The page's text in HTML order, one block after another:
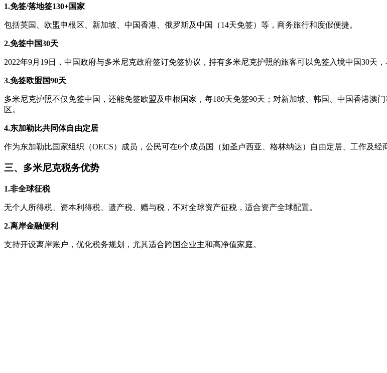
1.免签/落地签130+国家
包括英国、欧盟申根区、新加坡、中国香港、俄罗斯及中国（14天免签）等，商务旅行和度假便捷。
2.免签中国30天
2022年9月19日，中国政府与多米尼克政府签订免签协议，持有多米尼克护照的旅客可以免签入境中国30天，
3.免签欧盟国90天
多米尼克护照不仅免签中国，还能免签欧盟及申根国家，每180天免签90天；对新加坡、韩国、中国香港澳
区。
4.东加勒比共同体自由定居
作为东加勒比国家组织（OECS）成员，公民可在6个成员国（如圣卢西亚、格林纳达）自由定居、工作及经
三、多米尼克税务优势
1.非全球征税
无个人所得税、资本利得税、遗产税、赠与税，不对全球资产征税，适合资产全球配置。
2.离岸金融便利
支持开设离岸账户，优化税务规划，尤其适合跨国企业主和高净值家庭。